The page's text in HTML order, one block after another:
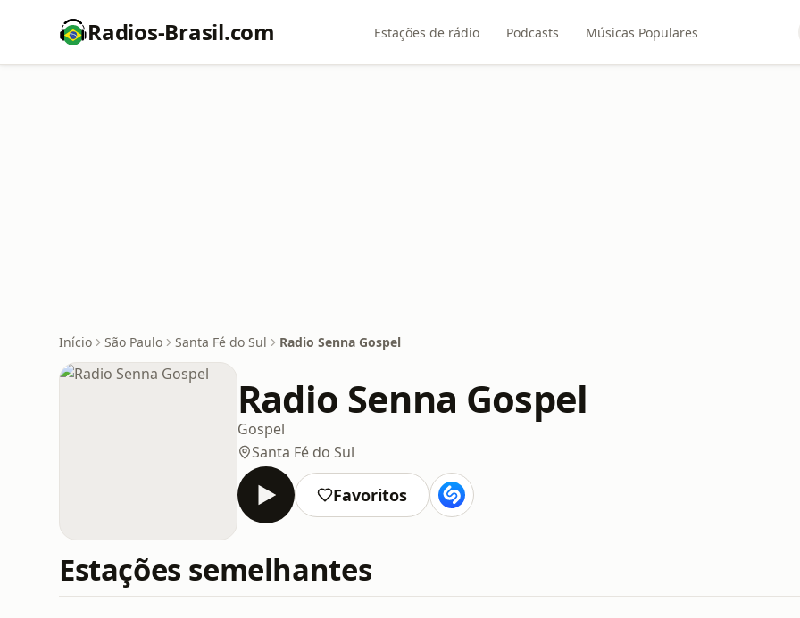
Radios-Brasil.com Estações de rádio Podcasts Músicas Populares
Início São Paulo Santa Fé do Sul Radio Senna Gospel
Radio Senna Gospel
Gospel
Santa Fé do Sul
Favoritos
Estações semelhantes